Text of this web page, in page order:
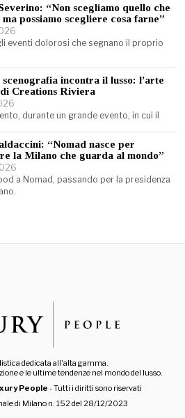
“Non scegliamo quello che
possiamo scegliere cosa farne”
eventi dolorosi che segnano il proprio
scenografia incontra il lusso: l’arte
Creations Riviera
durante un grande evento, in cui il
“Nomad nasce per
la Milano che guarda al mondo”
a Nomad, passando per la presidenza
dedicata all'alta gamma.
e le ultime tendenze nel mondo del lusso.
People - Tutti i diritti sono riservati
di Milano n. 152 del 28/12/2023